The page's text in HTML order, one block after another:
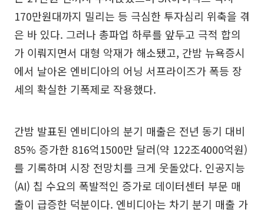
170만원대까지 밀리는 등 극심한 투자심리 위축을 겪
은 바 있다. 그러나 총파업 하루를 앞두고 극적 합의
가 이뤄지면서 대형 악재가 해소됐고, 간밤 뉴욕증시
에서 날아온 엔비디아의 어닝 서프라이즈가 폭등 장
세의 확실한 기폭제로 작용했다.
간밤 발표된 엔비디아의 분기 매출은 전년 동기 대비
85% 증가한 816억1500만 달러(약 122조4000억원)
를 기록하며 시장 전망치를 크게 웃돌았다. 인공지능
(AI) 칩 수요의 폭발적인 증가로 데이터센터 부문 매
출이 급증한 덕분이다. 엔비디아는 차기 분기 매출 가